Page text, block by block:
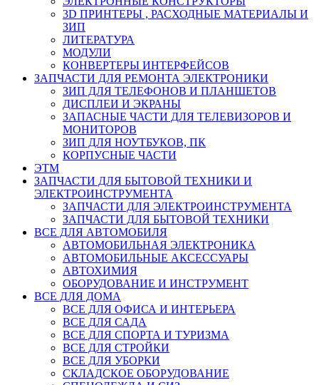
3D ПРИНТЕРЫ , РАСХОДНЫЕ МАТЕРИАЛЫ И
ЗИП
ЛИТЕРАТУРА
МОДУЛИ
КОНВЕРТЕРЫ ИНТЕРФЕЙСОВ
ЗАПЧАСТИ ДЛЯ РЕМОНТА ЭЛЕКТРОНИКИ
ЗИП ДЛЯ ТЕЛЕФОНОВ И ПЛАНШЕТОВ
ДИСПЛЕИ И ЭКРАНЫ
ЗАПАСНЫЕ ЧАСТИ ДЛЯ ТЕЛЕВИЗОРОВ И
МОНИТОРОВ
ЗИП ДЛЯ НОУТБУКОВ, ПК
КОРПУСНЫЕ ЧАСТИ
ЭТМ
ЗАПЧАСТИ ДЛЯ БЫТОВОЙ ТЕХНИКИ И
ЭЛЕКТРОИНСТРУМЕНТА
ЗАПЧАСТИ ДЛЯ ЭЛЕКТРОИНСТРУМЕНТА
ЗАПЧАСТИ ДЛЯ БЫТОВОЙ ТЕХНИКИ
ВСЕ ДЛЯ АВТОМОБИЛЯ
АВТОМОБИЛЬНАЯ ЭЛЕКТРОНИКА
АВТОМОБИЛЬНЫЕ АКСЕССУАРЫ
АВТОХИМИЯ
ОБОРУДОВАНИЕ И ИНСТРУМЕНТ
ВСЕ ДЛЯ ДОМА
ВСЕ ДЛЯ ОФИСА И ИНТЕРЬЕРА
ВСЕ ДЛЯ САДА
ВСЕ ДЛЯ СПОРТА И ТУРИЗМА
ВСЕ ДЛЯ СТРОЙКИ
ВСЕ ДЛЯ УБОРКИ
СКЛАДСКОЕ ОБОРУДОВАНИЕ